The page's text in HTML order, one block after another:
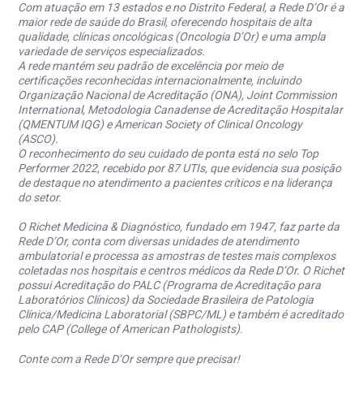
Com atuação em 13 estados e no Distrito Federal, a Rede D’Or é a
maior rede de saúde do Brasil, oferecendo hospitais de alta
qualidade, clínicas oncológicas (Oncologia D’Or) e uma ampla
variedade de serviços especializados.
A rede mantém seu padrão de excelência por meio de
certificações reconhecidas internacionalmente, incluindo
Organização Nacional de Acreditação (ONA), Joint Commission
International, Metodologia Canadense de Acreditação Hospitalar
(QMENTUM IQG) e American Society of Clinical Oncology
(ASCO).
O reconhecimento do seu cuidado de ponta está no selo Top
Performer 2022, recebido por 87 UTIs, que evidencia sua posição
de destaque no atendimento a pacientes críticos e na liderança
do setor.
O Richet Medicina & Diagnóstico, fundado em 1947, faz parte da
Rede D’Or, conta com diversas unidades de atendimento
ambulatorial e processa as amostras de testes mais complexos
coletadas nos hospitais e centros médicos da Rede D’Or. O Richet
possui Acreditação do PALC (Programa de Acreditação para
Laboratórios Clínicos) da Sociedade Brasileira de Patologia
Clínica/Medicina Laboratorial (SBPC/ML) e também é acreditado
pelo CAP (College of American Pathologists).
Conte com a Rede D’Or sempre que precisar!